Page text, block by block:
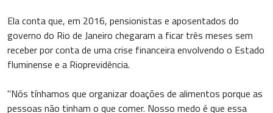
Ela conta que, em 2016, pensionistas e aposentados do
governo do Rio de Janeiro chegaram a ficar três meses sem
receber por conta de uma crise financeira envolvendo o Estado
fluminense e a Rioprevidência.
"Nós tínhamos que organizar doações de alimentos porque as
pessoas não tinham o que comer. Nosso medo é que essa